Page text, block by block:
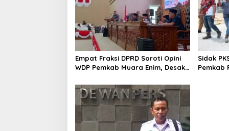
Empat Fraksi DPRD Soroti Opini
WDP Pemkab Muara Enim, Desak
Sidak
Pemkab